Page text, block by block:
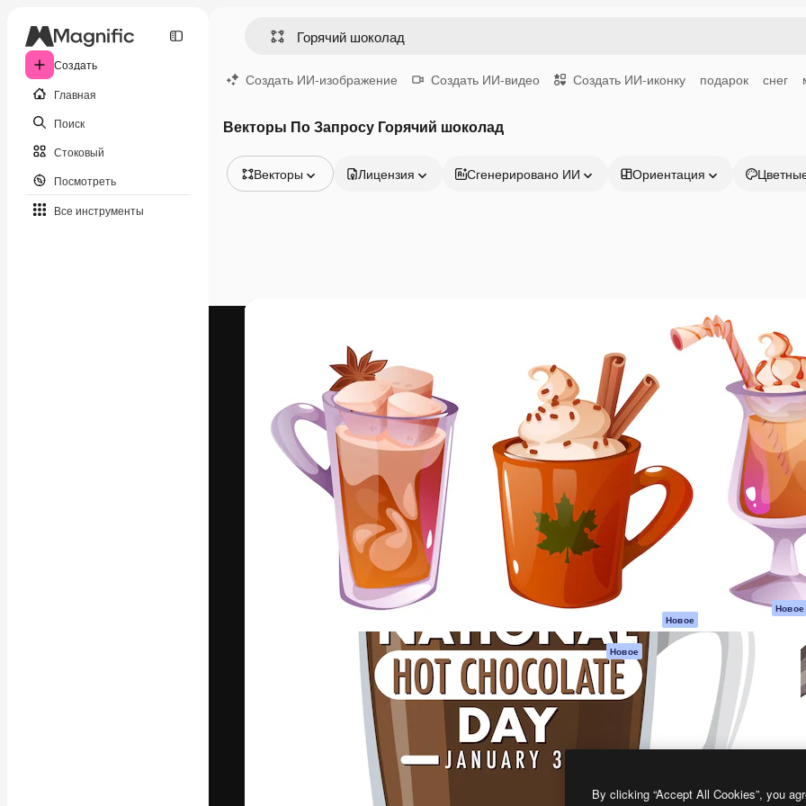
Создать
Главная
Поиск
Стоковый
Посмотреть
Все инструменты
Создать ИИ-изображение Создать ИИ-видео Создать ИИ-иконку подарок снег
Векторы По Запросу Горячий шоколад
Векторы
Видео
Лицензия Сгенерировано ИИ Ориентация
Креативная платформа для создания
ваших лучших работ. Более 1 миллиона
подписчиков среди креаторов,
предприятий, агентств и студий.
Pусский
Продукция
Spaces
ИИ-помощник
Генератор
изображений ИИ
Генератор видео
ИИ
Генератор голоса
на основе ИИ
Стоковый контент
MCP для
Claude/ChatGPT
Новое
Агенты Новое
API
Мобильное
Все инструменты
Magnific
Начать
Academy
Документация по
Пакету ИИ
Служба
поддержки
Условия и
Оригиналы Новое
Политика файлов
cookie
Центр доверия
Партнеры
Предприятие
By clicking “Accept All Cookies”, you